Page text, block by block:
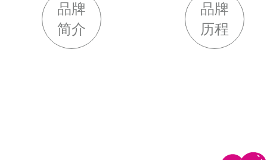
品牌
简介
品牌
历程